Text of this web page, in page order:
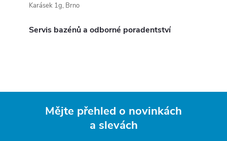
Karásek 1g, Brno
Servis bazénů a odborné poradentství
Mějte přehled o novinkách
a slevách